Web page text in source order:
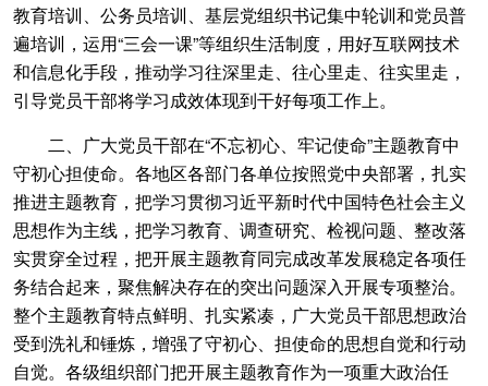
教育培训、公务员培训、基层党组织书记集中轮训和党员普
遍培训，运用“三会一课”等组织生活制度，用好互联网技术
和信息化手段，推动学习往深里走、往心里走、往实里走，
引导党员干部将学习成效体现到干好每项工作上。
二、广大党员干部在“不忘初心、牢记使命”主题教育中
守初心担使命。各地区各部门各单位按照党中央部署，扎实
推进主题教育，把学习贯彻习近平新时代中国特色社会主义
思想作为主线，把学习教育、调查研究、检视问题、整改落
实贯穿全过程，把开展主题教育同完成改革发展稳定各项任
务结合起来，聚焦解决存在的突出问题深入开展专项整治。
整个主题教育特点鲜明、扎实紧凑，广大党员干部思想政治
受到洗礼和锤炼，增强了守初心、担使命的思想自觉和行动
自觉。各级组织部门把开展主题教育作为一项重大政治任